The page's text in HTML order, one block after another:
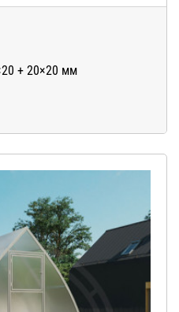
+ 20×20 мм